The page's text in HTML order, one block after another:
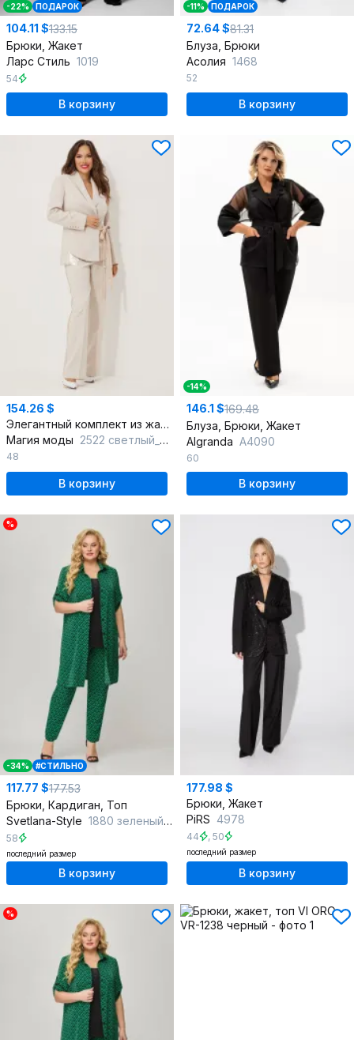
-22% ПОДАРОК
104.11 $133.15
Брюки, Жакет
Ларс Стиль 1019
54
В корзину
-11% ПОДАРОК
72.64 $81.31
Блуза, Брюки
Асолия 1468
52
В корзину
154.26 $
Элегантный комплект из жакета и брюк из мерцающей ткани
Магия моды 2522 светлый_беж
48
В корзину
-14%
146.1 $169.48
Блуза, Брюки, Жакет
Algranda А4090
60
В корзину
%
-34% #СТИЛЬНО
117.77 $177.53
Брюки, Кардиган, Топ
Svetlana-Style 1880 зеленый+черный
58
последний размер
В корзину
177.98 $
Брюки, Жакет
PiRS 4978
44 , 50
последний размер
В корзину
%